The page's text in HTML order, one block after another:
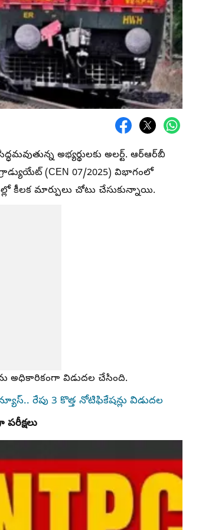
అభ్యర్థులకు అలర్ట్. ఆర్‌ఆర్‌బీ
(CEN 07/2025) విభాగంలో
కీలక మార్పులు చోటు చేసుకున్నాయి.
అధికారికంగా విడుదల చేసింది.
రేపు 3 కొత్త నోటిఫికేషన్లు విడుదల